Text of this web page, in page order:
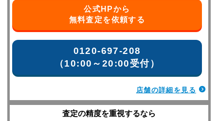
公式HPから
無料査定を依頼する
0120-697-208
（10:00～20:00受付）
店舗の詳細を見る
査定の精度を重視するなら